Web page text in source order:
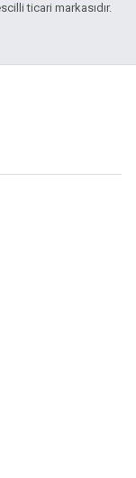
ticari markasıdır.